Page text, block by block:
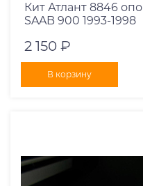
Кит Атлант 8846
SAAB 900 1993-1998
2 150 ₽
В корзину